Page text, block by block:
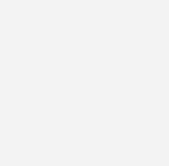
und eine Abmeldung ist
mit Daten finden Sie